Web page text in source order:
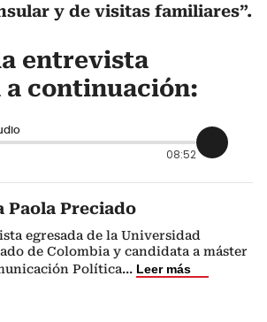
y de visitas familiares”.
entrevista
a continuación:
08:52
Paola Preciado
egresada de la Universidad
de Colombia y candidata a máster
Política... Leer más